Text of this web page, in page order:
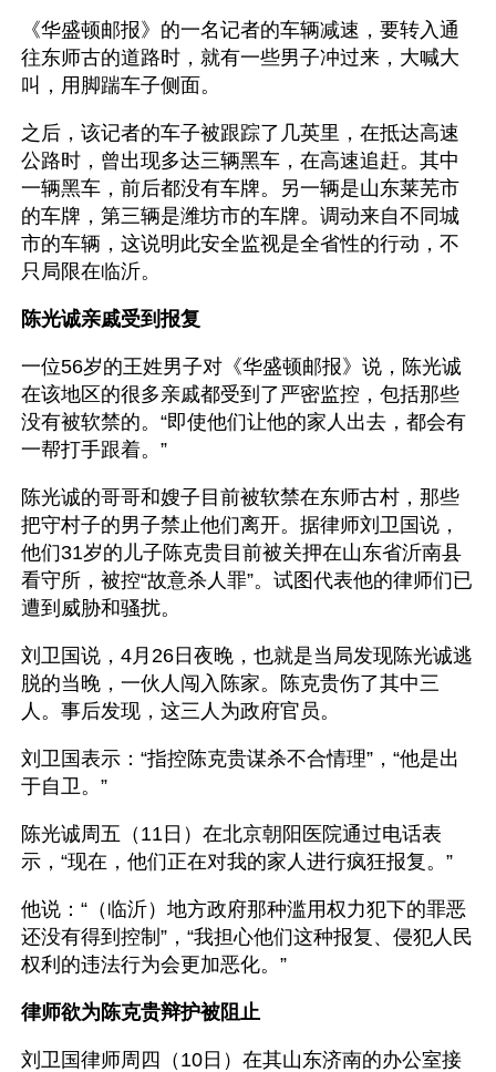
《华盛顿邮报》的一名记者的车辆减速，要转入通
往东师古的道路时，就有一些男子冲过来，大喊大
叫，用脚踹车子侧面。
之后，该记者的车子被跟踪了几英里，在抵达高速
公路时，曾出现多达三辆黑车，在高速追赶。其中
一辆黑车，前后都没有车牌。另一辆是山东莱芜市
的车牌，第三辆是潍坊市的车牌。调动来自不同城
市的车辆，这说明此安全监视是全省性的行动，不
只局限在临沂。
陈光诚亲戚受到报复
一位56岁的王姓男子对《华盛顿邮报》说，陈光诚
在该地区的很多亲戚都受到了严密监控，包括那些
没有被软禁的。“即使他们让他的家人出去，都会有
一帮打手跟着。”
陈光诚的哥哥和嫂子目前被软禁在东师古村，那些
把守村子的男子禁止他们离开。据律师刘卫国说，
他们31岁的儿子陈克贵目前被关押在山东省沂南县
看守所，被控“故意杀人罪”。试图代表他的律师们已
遭到威胁和骚扰。
刘卫国说，4月26日夜晚，也就是当局发现陈光诚逃
脱的当晚，一伙人闯入陈家。陈克贵伤了其中三
人。事后发现，这三人为政府官员。
刘卫国表示：“指控陈克贵谋杀不合情理”，“他是出
于自卫。”
陈光诚周五（11日）在北京朝阳医院通过电话表
示，“现在，他们正在对我的家人进行疯狂报复。”
他说：“（临沂）地方政府那种滥用权力犯下的罪恶
还没有得到控制”，“我担心他们这种报复、侵犯人民
权利的违法行为会更加恶化。”
律师欲为陈克贵辩护被阻止
刘卫国律师周四（10日）在其山东济南的办公室接